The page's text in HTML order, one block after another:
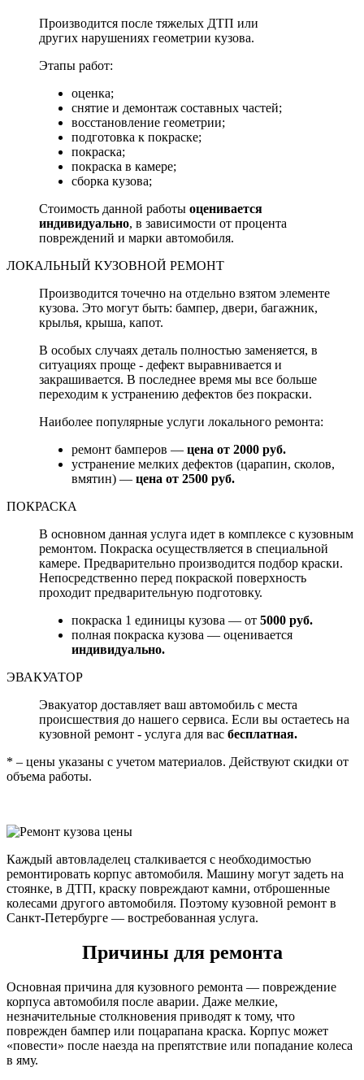
Производится после тяжелых ДТП или
других нарушениях геометрии кузова.
Этапы работ:
оценка;
снятие и демонтаж составных частей;
восстановление геометрии;
подготовка к покраске;
покраска;
покраска в камере;
сборка кузова;
Стоимость данной работы оценивается
индивидуально, в зависимости от процента
повреждений и марки автомобиля.
ЛОКАЛЬНЫЙ КУЗОВНОЙ РЕМОНТ
Производится точечно на отдельно взятом элементе
кузова. Это могут быть: бампер, двери, багажник,
крылья, крыша, капот.
В особых случаях деталь полностью заменяется, в
ситуациях проще - дефект выравнивается и
закрашивается. В последнее время мы все больше
переходим к устранению дефектов без покраски.
Наиболее популярные услуги локального ремонта:
ремонт бамперов — цена от 2000 руб.
устранение мелких дефектов (царапин, сколов,
вмятин) — цена от 2500 руб.
ПОКРАСКА
В основном данная услуга идет в комплексе с кузовным
ремонтом. Покраска осуществляется в специальной
камере. Предварительно производится подбор краски.
Непосредственно перед покраской поверхность
проходит предварительную подготовку.
покраска 1 единицы кузова — от 5000 руб.
полная покраска кузова — оценивается
индивидуально.
ЭВАКУАТОР
Эвакуатор доставляет ваш автомобиль с места
происшествия до нашего сервиса. Если вы остаетесь на
кузовной ремонт - услуга для вас бесплатная.
* – цены указаны с учетом материалов. Действуют скидки от
объема работы.
Каждый автовладелец сталкивается с необходимостью
ремонтировать корпус автомобиля. Машину могут задеть на
стоянке, в ДТП, краску повреждают камни, отброшенные
колесами другого автомобиля. Поэтому кузовной ремонт в
Санкт-Петербурге — востребованная услуга.
Причины для ремонта
Основная причина для кузовного ремонта — повреждение
корпуса автомобиля после аварии. Даже мелкие,
незначительные столкновения приводят к тому, что
поврежден бампер или поцарапана краска. Корпус может
«повести» после наезда на препятствие или попадание колеса
в яму.